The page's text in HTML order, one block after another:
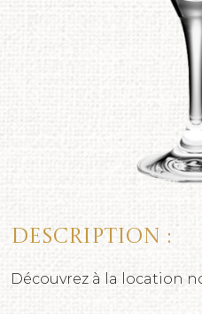
Description :
Découvrez à la location